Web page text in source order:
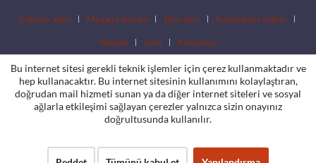
İndirme alanı Mağaza Bulucu Bayi olun Katalogları indirin
İletişim Jobs Konumlar
Bu internet sitesi gerekli teknik işlemler için çerez kullanmaktadır ve
hep kullanacaktır. Bu internet sitesinin kullanımını kolaylaştıran,
doğrudan mail hizmeti sunan ya da diğer internet siteleri ve sosyal
ağlarla etkileşimi sağlayan çerezler yalnızca sizin onayınız
doğrultusunda kullanılır.